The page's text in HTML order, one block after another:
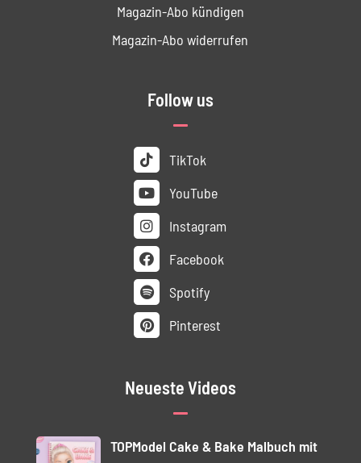
Magazin-Abo kündigen
Magazin-Abo widerrufen
Follow us
TikTok
YouTube
Instagram
Facebook
Spotify
Pinterest
Neueste Videos
TOPModel Cake & Bake Malbuch mit